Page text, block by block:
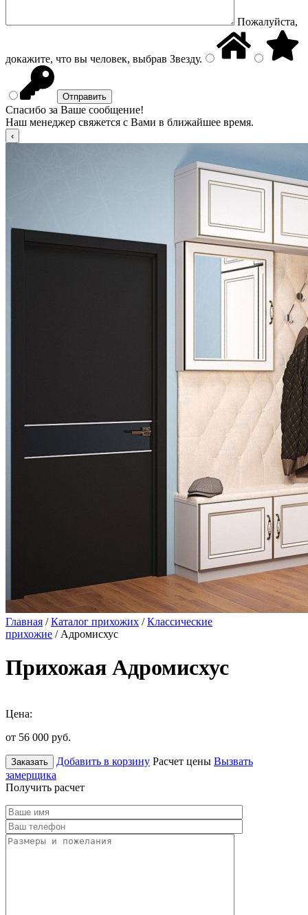
Пожалуйста,
докажите, что вы человек, выбрав Звезду.
Спасибо за Ваше сообщение!
Наш менеджер свяжется с Вами в ближайшее время.
Главная /Каталог прихожих /Классические
прихожие / Адромисхус
Прихожая Адромисхус
Цена:
от 56 000 руб.
Заказать Добавить в корзину Расчет цены Вызвать
замерщика
Получить расчет